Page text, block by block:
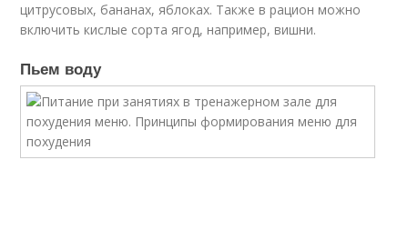
цитрусовых, бананах, яблоках. Также в рацион можно
включить кислые сорта ягод, например, вишни.
Пьем воду